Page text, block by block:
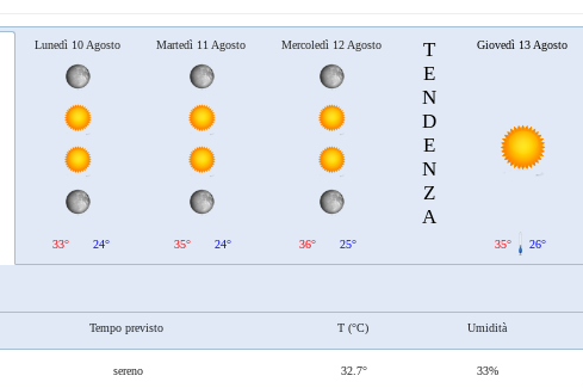
Lunedì 10 Agosto
33° 24°
Martedì 11 Agosto
35° 24°
Mercoledì 12 Agosto
36° 25°
T
E
N
D
E
N
Z
A
Giovedì 13 Agosto
35° 26°
Tempo previsto T (°C) Umidità
sereno 32.7°
33%